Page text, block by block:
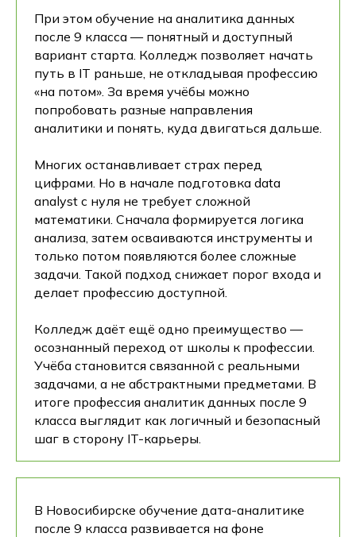
При этом обучение на аналитика данных
после 9 класса — понятный и доступный
вариант старта. Колледж позволяет начать
путь в IT раньше, не откладывая профессию
«на потом». За время учёбы можно
попробовать разные направления
аналитики и понять, куда двигаться дальше.
Многих останавливает страх перед
цифрами. Но в начале подготовка data
analyst с нуля не требует сложной
математики. Сначала формируется логика
анализа, затем осваиваются инструменты и
только потом появляются более сложные
задачи. Такой подход снижает порог входа и
делает профессию доступной.
Колледж даёт ещё одно преимущество —
осознанный переход от школы к профессии.
Учёба становится связанной с реальными
задачами, а не абстрактными предметами. В
итоге профессия аналитик данных после 9
класса выглядит как логичный и безопасный
шаг в сторону IT-карьеры.
В Новосибирске обучение дата-аналитике
после 9 класса развивается на фоне